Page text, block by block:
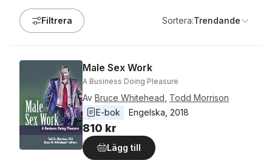
Filtrera Sortera:Trendande
Male Sex Work
A Business Doing Pleasure
Av Bruce Whitehead Todd Morrison
E-bok
Engelska 2018
810 kr
Lägg till